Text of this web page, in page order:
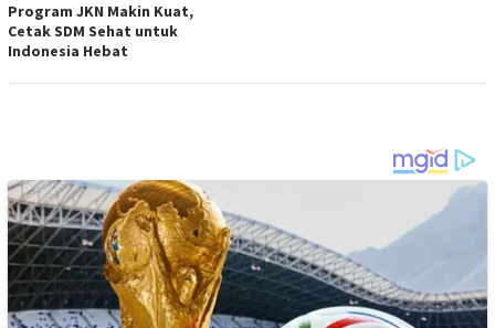
Program JKN Makin Kuat,
Cetak SDM Sehat untuk
Indonesia Hebat